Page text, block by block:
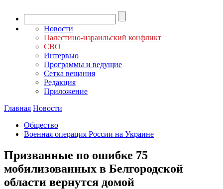
Новости
Палестино-израильский конфликт
СВО
Интервью
Программы и ведущие
Сетка вещания
Редакция
Приложение
Главная Новости
Общество
Военная операция России на Украине
Призванные по ошибке 75
мобилизованных в Белгородской
области вернутся домой